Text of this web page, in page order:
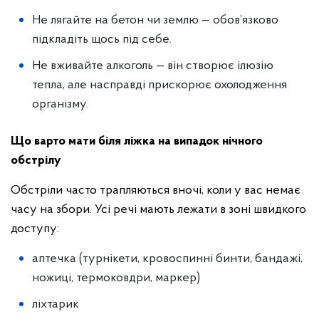
Не лягайте на бетон чи землю — обов’язково
підкладіть щось під себе.
Не вживайте алкоголь — він створює ілюзію
тепла, але насправді прискорює охолодження
організму.
Що варто мати біля ліжка на випадок нічного
обстрілу
Обстріли часто трапляються вночі, коли у вас немає
часу на збори. Усі речі мають лежати в зоні швидкого
доступу:
аптечка (турнікети, кровоспинні бинти, бандажі,
ножиці, термоковдри, маркер)
ліхтарик